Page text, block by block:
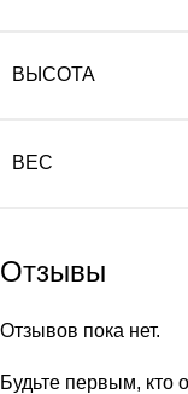
ВЫСОТА
ВЕС
Отзывы
Отзывов пока нет.
Будьте первым, кто